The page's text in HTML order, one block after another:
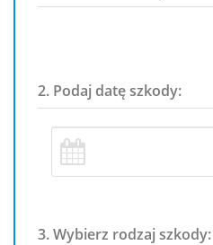
2. Podaj datę szkody:
3. Wybierz rodzaj szkody: